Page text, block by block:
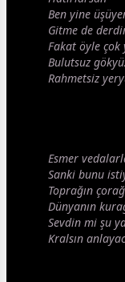
Ben yine
Gitme de
Fakat öyle çok
Bulutsuz
Rahmetsiz
Esmer
Sanki bunu
Toprağın
Dünyanın
Sevdin mi şu
Kralsın